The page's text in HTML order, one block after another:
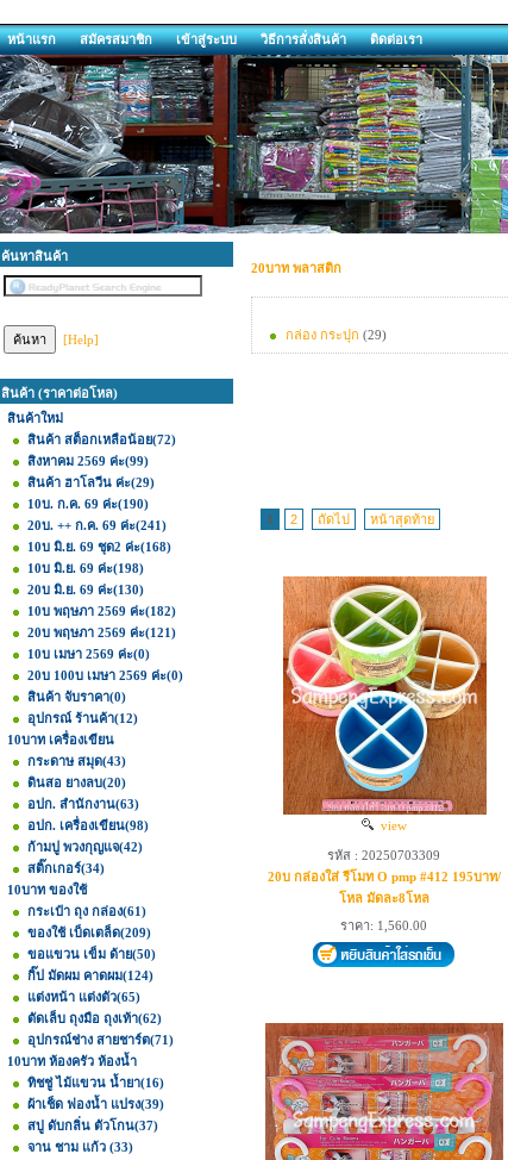
หน้าแรก สมัครสมาชิก เข้าสู่ระบบ วิธีการสั่งสินค้า ติดต่อเรา
ค้นหาสินค้า
[Help]
สินค้า (ราคาต่อโหล)
สินค้าใหม่
สินค้า สต็อกเหลือน้อย(72)
สิงหาคม 2569 ค่ะ(99)
สินค้า ฮาโลวีน ค่ะ(29)
10บ. ก.ค. 69 ค่ะ(190)
20บ. ++ ก.ค. 69 ค่ะ(241)
10บ มิ.ย. 69 ชุด2 ค่ะ(168)
10บ มิ.ย. 69 ค่ะ(198)
20บ มิ.ย. 69 ค่ะ(130)
10บ พฤษภา 2569 ค่ะ(182)
20บ พฤษภา 2569 ค่ะ(121)
10บ เมษา 2569 ค่ะ(0)
20บ 100บ เมษา 2569 ค่ะ(0)
สินค้า จับราคา(0)
อุปกรณ์ ร้านค้า(12)
10บาท เครื่องเขียน
กระดาษ สมุด(43)
ดินสอ ยางลบ(20)
อปก. สำนักงาน(63)
อปก. เครื่องเขียน(98)
ก้ามปู พวงกุญแจ(42)
สติ๊กเกอร์(34)
10บาท ของใช้
กระเป๋า ถุง กล่อง(61)
ของใช้ เบ็ดเตล็ด(209)
ขอแขวน เข็ม ด้าย(50)
กิ๊ป มัดผม คาดผม(124)
แต่งหน้า แต่งตัว(65)
ตัดเล็บ ถุงมือ ถุงเท้า(62)
อุปกรณ์ช่าง สายชาร์ต(71)
10บาท ห้องครัว ห้องน้ำ
ทิชชู่ ไม้แขวน น้ำยา(16)
ผ้าเช็ด ฟองน้ำ แปรง(39)
สบู่ ดับกลิ่น ตัวโกน(37)
จาน ชาม แก้ว (33)
20บาท พลาสติก
กล่อง กระปุก (29)
1 2 ถัดไป หน้าสุดท้าย
view
รหัส : 20250703309
20บ กล่องใส่ รีโมท O pmp #412 195บาท/
โหล มัดละ8โหล
ราคา: 1,560.00